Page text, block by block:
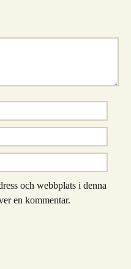
och webbplats i denna
en kommentar.